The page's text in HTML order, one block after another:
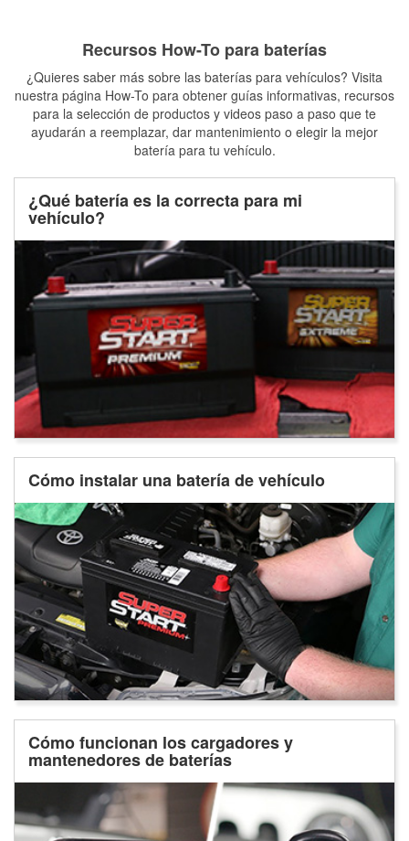
Recursos How-To para baterías
¿Quieres saber más sobre las baterías para vehículos? Visita
nuestra página How-To para obtener guías informativas, recursos
para la selección de productos y videos paso a paso que te
ayudarán a reemplazar, dar mantenimiento o elegir la mejor
batería para tu vehículo.
¿Qué batería es la correcta para mi
vehículo?
Cómo instalar una batería de vehículo
Cómo funcionan los cargadores y
mantenedores de baterías